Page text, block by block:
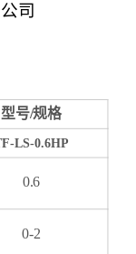
司
型号/规格
LS-0.6HP
0.6
0-2